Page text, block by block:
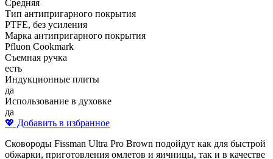
Средняя
Тип антипригарного покрытия
PTFE, без усиления
Марка антипригарного покрытия
Pfluon Cookmark
Съемная ручка
есть
Индукционные плиты
да
Использование в духовке
да
💖 Добавить в избранное
Сковороды Fissman Ultra Pro Brown подойдут как для быстрой
обжарки, приготовления омлетов и яичницы, так и в качестве